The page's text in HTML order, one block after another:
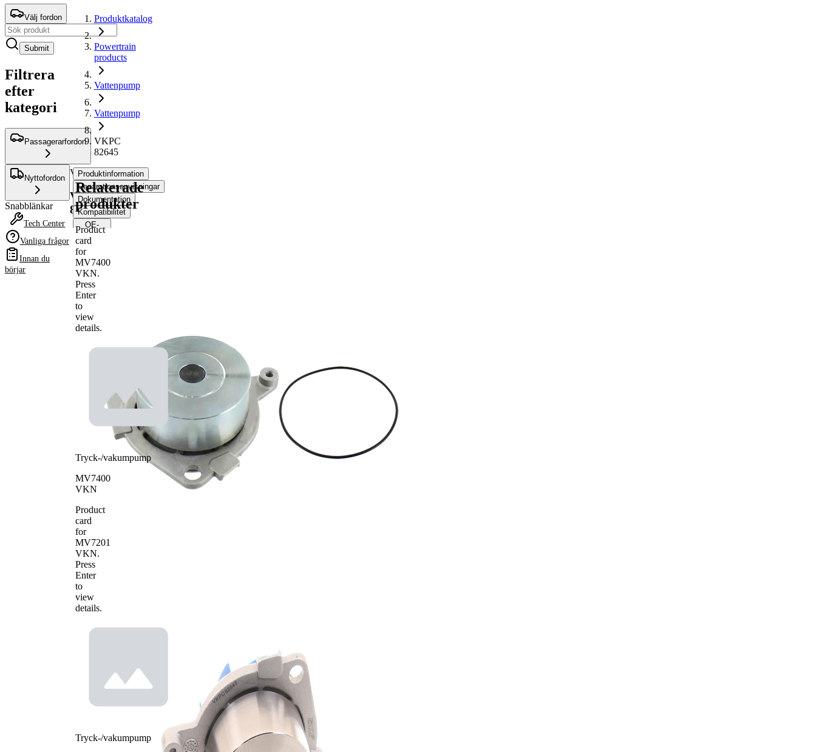
Välj fordon
Submit
Filtrera
efter
kategori
Passagerarfordon
Nyttofordon
Snabblänkar
Tech Center
Vanliga frågor
Innan du
börjar
Produktkatalog
Powertrain
products
Vattenpump
Vattenpump
VKPC
82645
Vattenpump
VKPC
82645
Produktinformation
Reparationsanvisningar
Dokumentation
Kompatibilitet
OE-
nummer
Tilläggsartikel/tilläggsinformation
Vattenpumpsutförande
Material vattenpumpsimpeller
plast
Relaterade
produkter
Product
card
for
MV7400
VKN.
Press
Enter
to
view
details.
Tryck-/vakumpump
MV7400
VKN
Product
card
for
MV7201
VKN.
Press
Enter
to
view
details.
Tryck-/vakumpump